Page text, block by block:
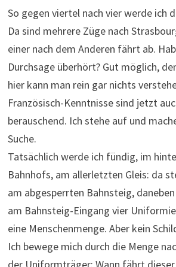
So gegen viertel nach vier werde ich
Da sind mehrere Züge nach
einer nach dem Anderen fährt ab.
Durchsage überhört? Gut möglich,
hier kann man rein gar nichts
Französisch-Kenntnisse sind jetzt
berauschend. Ich stehe auf und
Suche.
Tatsächlich werde ich fündig, im
Bahnhofs, am allerletzten Gleis: da
am abgesperrten Bahnsteig,
am Bahnsteig-Eingang vier
eine Menschenmenge. Aber kein
Ich bewege mich durch die Menge
der Uniformträger: Wann fährt dieser